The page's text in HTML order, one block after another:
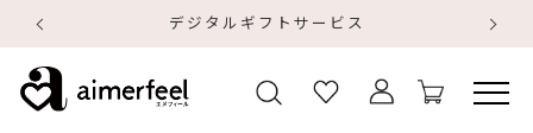
デジタルギフトサービス